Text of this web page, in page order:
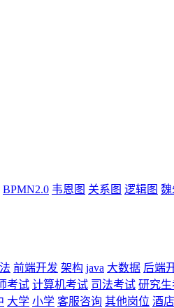
BPMN2.0 韦恩图 关系图 逻辑图 魏
前端开发 架构 java 大数据 后端
考试 计算机考试 司法考试 研究
大学 小学 客服咨询 其他岗位 酒